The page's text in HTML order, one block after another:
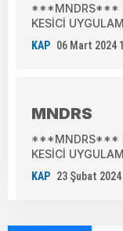
***MNDRS***
KESİCİ
KAP 06 Mart 2024
MNDRS
***MNDRS***
KESİCİ
KAP 23 Şubat